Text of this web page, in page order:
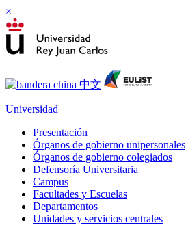
×
Universidad
Presentación
Órganos de gobierno unipersonales
Órganos de gobierno colegiados
Defensoría Universitaria
Campus
Facultades y Escuelas
Departamentos
Unidades y servicios centrales